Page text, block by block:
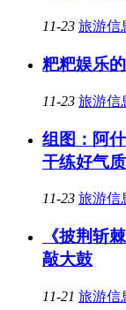
11-23 旅游信
粑粑娱乐
11-23 旅游信
组图：阿
干练好气
11-23 旅游信
《披荆斩
敲大鼓
11-21 旅游信